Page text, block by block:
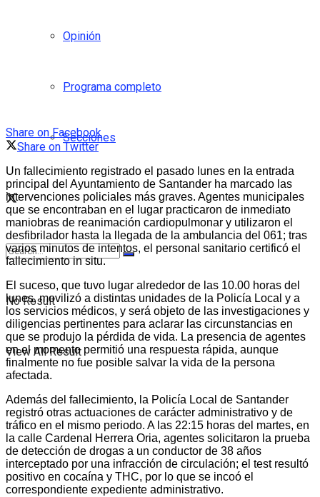
Opinión
Programa completo
Secciones
No Result
View All Result
Share on Facebook
Share on Twitter
Un fallecimiento registrado el pasado lunes en la entrada
principal del Ayuntamiento de Santander ha marcado las
intervenciones policiales más graves. Agentes municipales
que se encontraban en el lugar practicaron de inmediato
maniobras de reanimación cardiopulmonar y utilizaron el
desfibrilador hasta la llegada de la ambulancia del 061; tras
varios minutos de intentos, el personal sanitario certificó el
fallecimiento in situ.
El suceso, que tuvo lugar alrededor de las 10.00 horas del
lunes, movilizó a distintas unidades de la Policía Local y a
los servicios médicos, y será objeto de las investigaciones y
diligencias pertinentes para aclarar las circunstancias en
que se produjo la pérdida de vida. La presencia de agentes
en el momento permitió una respuesta rápida, aunque
finalmente no fue posible salvar la vida de la persona
afectada.
Además del fallecimiento, la Policía Local de Santander
registró otras actuaciones de carácter administrativo y de
tráfico en el mismo periodo. A las 22:15 horas del martes, en
la calle Cardenal Herrera Oria, agentes solicitaron la prueba
de detección de drogas a un conductor de 38 años
interceptado por una infracción de circulación; el test resultó
positivo en cocaína y THC, por lo que se incoó el
correspondiente expediente administrativo.